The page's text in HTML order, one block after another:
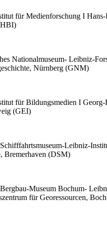
für Medienforschung I
Nationalmuseum- Leibniz-
Nürnberg (GNM)
für Bildungsmedien I Georg-
(GEI)
Leibniz-
Bremerhaven (DSM)
Museum Bochum-
für Georessourcen,